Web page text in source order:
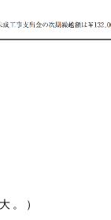
。）